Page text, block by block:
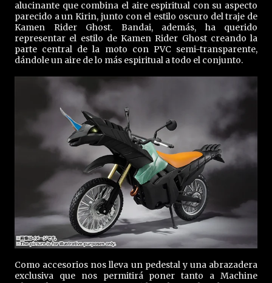
alucinante que combina el aire espiritual con su aspecto
parecido a un Kirin, junto con el estilo oscuro del traje de
Kamen Rider Ghost. Bandai, además, ha querido
representar el estilo de Kamen Rider Ghost creando la
parte central de la moto con PVC semi-transparente,
dándole un aire de lo más espiritual a todo el conjunto.
Como accesorios nos lleva un pedestal y una abrazadera
exclusiva que nos permitirá poner tanto a Machine